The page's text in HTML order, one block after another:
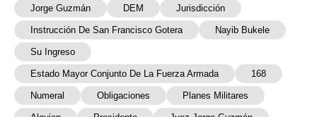
Jorge Guzmán DEM Jurisdicción
Instrucción De San Francisco Gotera Nayib Bukele
Su Ingreso
Estado Mayor Conjunto De La Fuerza Armada 168
Numeral Obligaciones Planes Militares